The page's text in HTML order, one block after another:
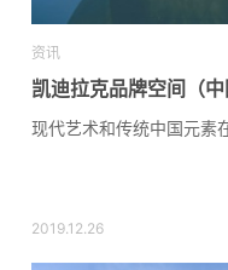
资讯
凯迪拉克品牌空间（
现代艺术和传统中国元素
2019.12.26